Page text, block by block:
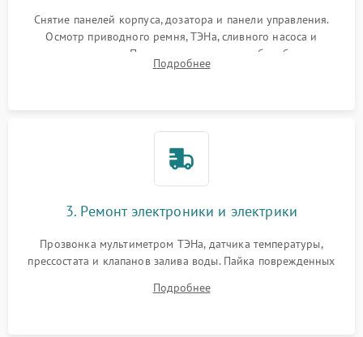
Снятие панелей корпуса, дозатора и панели управления.
Осмотр приводного ремня, ТЭНа, сливного насоса и
амортизаторов. Проверка подшипников барабана и
крестовины на износ, а манжеты люка на разрывы.
Подробнее
3. Ремонт электроники и электрики
Прозвонка мультиметром ТЭНа, датчика температуры,
прессостата и клапанов залива воды. Пайка поврежденных
Восстановление целостности проводки и контактов.
Подробнее